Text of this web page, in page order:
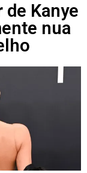
Kanye
nua